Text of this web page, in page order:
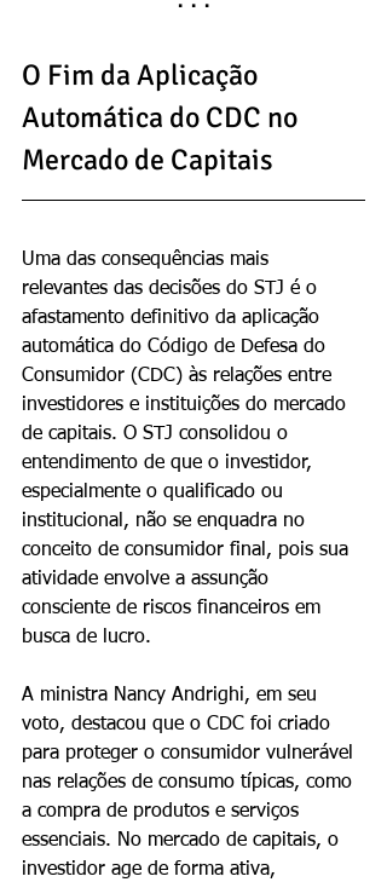
· · ·
O Fim da Aplicação
Automática do CDC no
Mercado de Capitais
Uma das consequências mais
relevantes das decisões do STJ é o
afastamento definitivo da aplicação
automática do Código de Defesa do
Consumidor (CDC) às relações entre
investidores e instituições do mercado
de capitais. O STJ consolidou o
entendimento de que o investidor,
especialmente o qualificado ou
institucional, não se enquadra no
conceito de consumidor final, pois sua
atividade envolve a assunção
consciente de riscos financeiros em
busca de lucro.
A ministra Nancy Andrighi, em seu
voto, destacou que o CDC foi criado
para proteger o consumidor vulnerável
nas relações de consumo típicas, como
a compra de produtos e serviços
essenciais. No mercado de capitais, o
investidor age de forma ativa,